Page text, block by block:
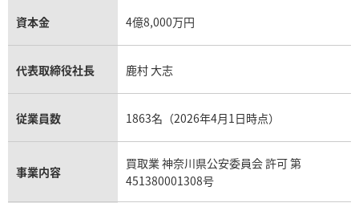
資本金 4億8,000万円
代表取締役社長 鹿村 大志
従業員数 1863名（2026年4月1日時点）
事業内容
買取業 神奈川県公安委員会 許可 第
451380001308号